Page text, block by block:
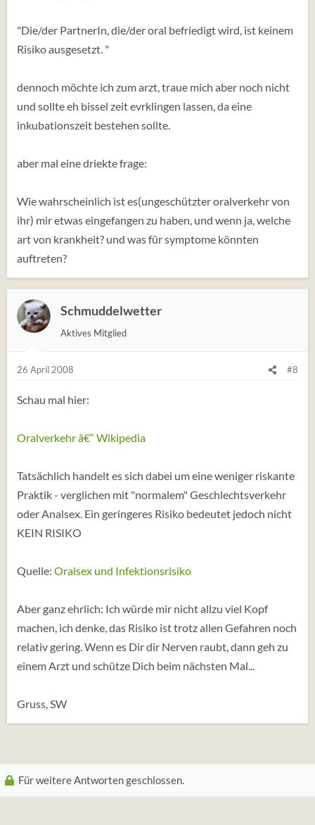
"Die/der PartnerIn, die/der oral befriedigt wird, ist keinem
Risiko ausgesetzt. "
dennoch möchte ich zum arzt, traue mich aber noch nicht
und sollte eh bissel zeit evrklingen lassen, da eine
inkubationszeit bestehen sollte.
aber mal eine driekte frage:
Wie wahrscheinlich ist es(ungeschützter oralverkehr von
ihr) mir etwas eingefangen zu haben, und wenn ja, welche
art von krankheit? und was für symptome könnten
auftreten?
Schmuddelwetter
Aktives Mitglied
26 April 2008 #8
Schau mal hier:
Oralverkehr â€“ Wikipedia
Tatsächlich handelt es sich dabei um eine weniger riskante
Praktik - verglichen mit "normalem" Geschlechtsverkehr
oder Analsex. Ein geringeres Risiko bedeutet jedoch nicht
KEIN RISIKO
Quelle: Oralsex und Infektionsrisiko
Aber ganz ehrlich: Ich würde mir nicht allzu viel Kopf
machen, ich denke, das Risiko ist trotz allen Gefahren noch
relativ gering. Wenn es Dir dir Nerven raubt, dann geh zu
einem Arzt und schütze Dich beim nächsten Mal...
Gruss, SW
Für weitere Antworten geschlossen.